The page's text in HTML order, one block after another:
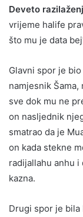
Deveto
vrijeme halife
što mu je data
Glavni spor je
namjesnik
sve dok mu ne
on nasljednik
smatrao da je
on kada stekne
radijallahu anhu
kazna.
Drugi spor je bila